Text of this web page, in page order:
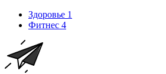
Здоровье 1
Фитнес 4